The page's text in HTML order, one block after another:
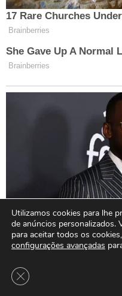
Utilizamos cookies para lhe
de anúncios personalizados.
para aceitar todos os
configurações avançadas
Close GDPR Cookie Banner